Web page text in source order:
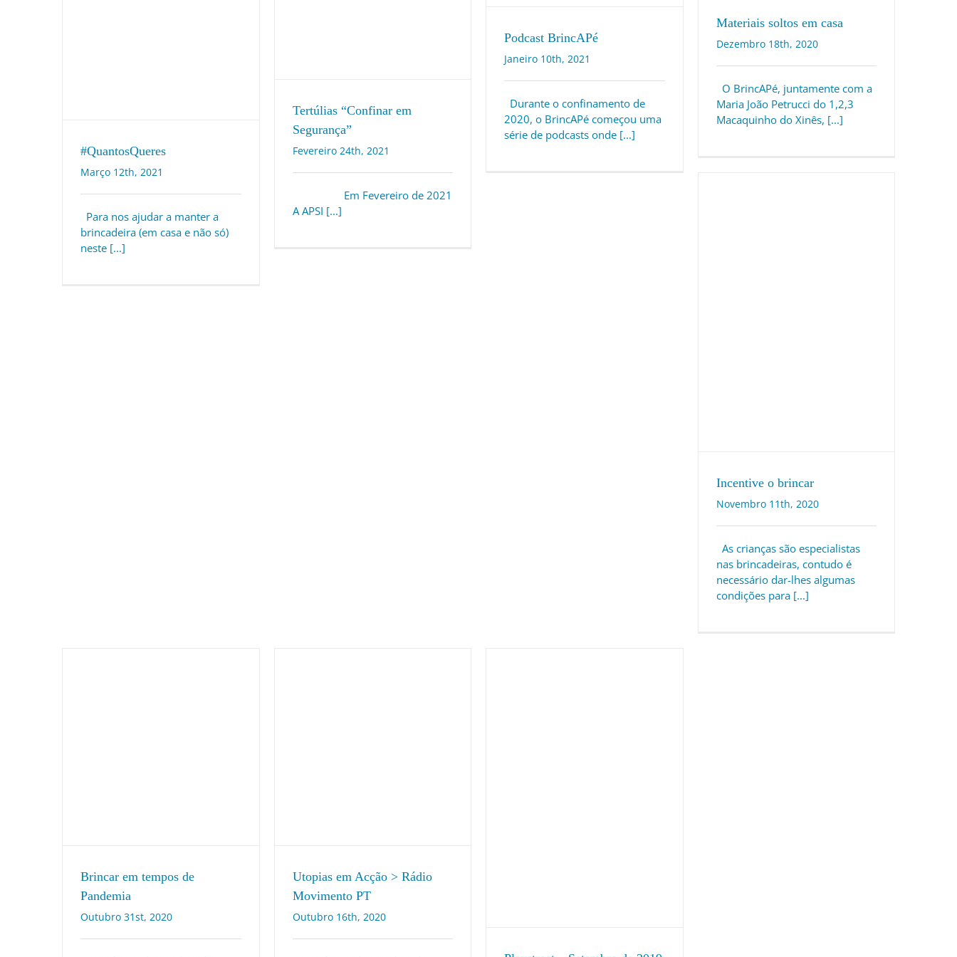
#QuantosQueres
Março 12th, 2021
Para nos ajudar a manter a
brincadeira (em casa e não só)
neste [...]
Tertúlias “Confinar em
Segurança”
Fevereiro 24th, 2021
Em Fevereiro de 2021
A APSI [...]
Podcast BrincAPé
Janeiro 10th, 2021
Durante o confinamento de
2020, o BrincAPé começou uma
série de podcasts onde [...]
Materiais soltos em casa
Dezembro 18th, 2020
O BrincAPé, juntamente com a
Maria João Petrucci do 1,2,3
Macaquinho do Xinês, [...]
Incentive o brincar
Novembro 11th, 2020
As crianças são especialistas
nas brincadeiras, contudo é
necessário dar-lhes algumas
condições para [...]
Brincar em tempos de
Pandemia
Outubro 31st, 2020
Utopias em Acção > Rádio
Movimento PT
Outubro 16th, 2020